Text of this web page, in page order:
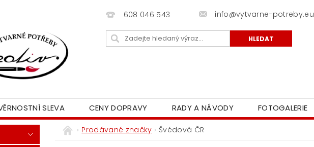
608 046 543 info@vytvarne-potreby.eu
SLEVA CENY DOPRAVY RADY A NÁVODY FOTOGALERIE
Prodávané značky Švédová ČR